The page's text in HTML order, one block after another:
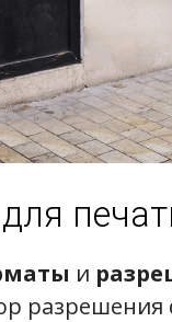
и
разрешения